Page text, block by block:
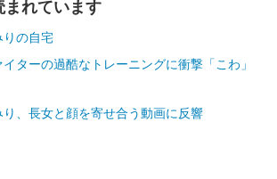
まれています
りの自宅
ターの過酷なトレーニングに衝撃「こわ」
り、長女と顔を寄せ合う動画に反響